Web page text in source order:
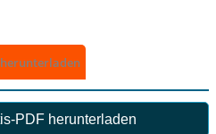
PDF herunterladen